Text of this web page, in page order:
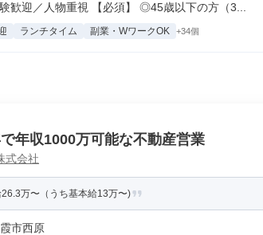
歓迎／人物重視 【必須】 ◎45歳以下の方（3...
ランチタイム 副業・WワークOK +34個
年収1000万可能な不動産営業
式会社
万〜（うち基本給13万〜)
市西原